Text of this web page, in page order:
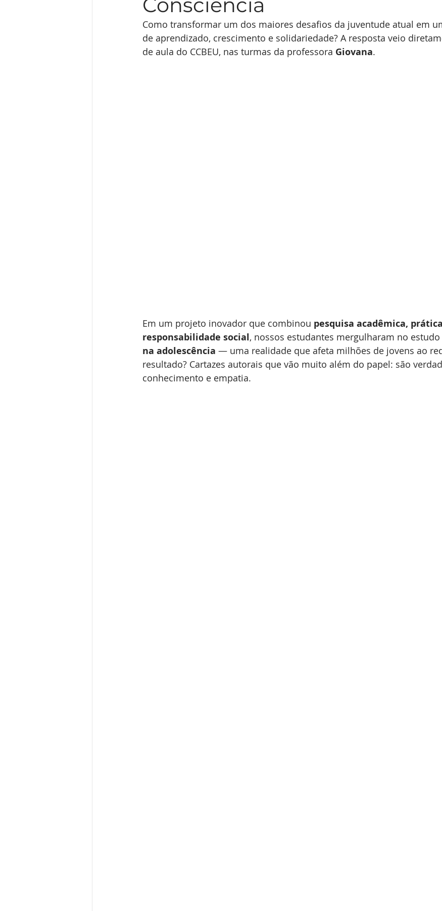
Guia de Inglês para Goiânia Inglês para Negócios
Inglês para profissionais da Saúde Inglês Tecnologia e Programação
Como transformar um dos maiores desafios da juventude atual em
de aprendizado, crescimento e solidariedade? A resposta veio
de aula do CCBEU, nas turmas da professora Giovana.
Em um projeto inovador que combinou pesquisa acadêmica,
responsabilidade social, nossos estudantes mergulharam no estudo
na adolescência — uma realidade que afeta milhões de jovens ao
resultado? Cartazes autorais que vão muito além do papel: são
conhecimento e empatia.